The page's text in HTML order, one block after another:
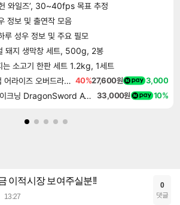
와일즈’, 30~40fps 목표 추정
정보 및 출연작 모음
루 성우 정보 및 주요 필모
돼지 생막창 세트, 500g, 2봉
는 소고기 한판 세트 1.2kg, 1세트
나 혼자만 레벨업 어라이즈 오버드라이브 Solo Leveling Arise 40%27,600원 3,000
드래곤소드 어웨이크닝 DragonSword Awakening 33,000원 10%
이적시장 보여주실분!!
13:27
0
댓글